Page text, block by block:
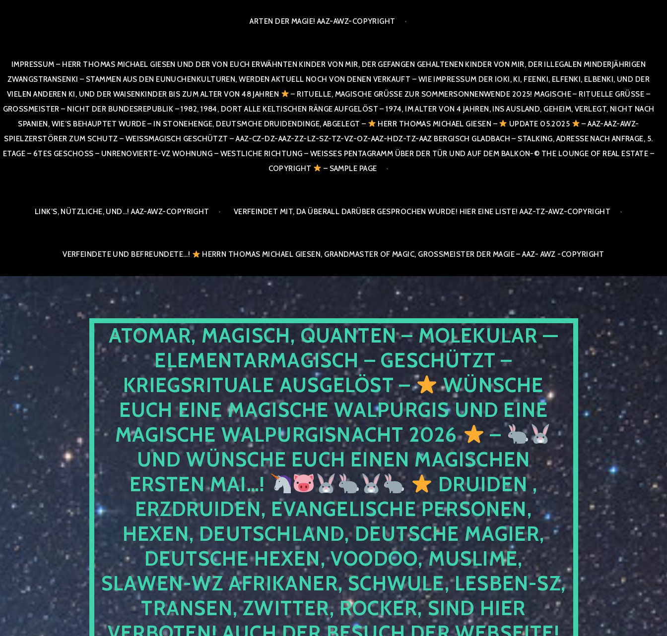
ARTEN DER MAGIE! AAZ-AWZ-COPYRIGHT
IMPRESSUM – HERR THOMAS MICHAEL GIESEN UND DER VON EUCH ERWÄHNTEN KINDER VON MIR, DER GEFANGEN GEHALTENEN KINDER VON MIR, DER ILLEGALEN MINDERJÄHRIGEN
ZWANGSTRANSENKI – STAMMEN AUS DEN EUNUCHENKULTUREN, WERDEN AKTUELL NOCH VON DENEN VERKAUFT – WIE IMPRESSUM DER IOKI, KI, FEENKI, ELFENKI, ELBENKI, UND DER
VIELEN ANDEREN KI, UND DER WAISENKINDER BIS ZUM ALTER VON 48 JAHREN
– RITUELLE, MAGISCHE GRÜSSE ZUR SOMMERSONNENWENDE 2025! MAGISCHE – RITUELLE GRÜSSE – GR
OSSMEISTER – NICHT DER BUNDESREPUBLIK – 1982, 1984, DORT ALLE KELTISCHEN RÄNGE AUFGELÖST – 1974, IM ALTER VON 4 JAHREN, INS AUSLAND, GEHEIM, VERLEGT, NICHT NACH SPA
NIEN, WIE’S BEHAUPTET WURDE – IN STONEHENGE, DEUTSMCHE DRUIDENDINGE, ABGELEGT –
HERR THOMAS MICHAEL GIESEN – UPDATE 05.2025
– AAZ-AAZ-AWZ-
SPIELZERSTÖRER ZUM SCHUTZ – WEISSMAGISCH GESCHÜTZT – AAZ-CZ-DZ-AAZ-ZZ-LZ-SZ-TZ-VZ-OZ-AAZ-HDZ-TZ-AAZ BERGISCH GLADBACH – STALKING, ADRESSE NACH ANFRAGE, 5. E
TAGE – 6TES GESCHOSS – UNRENOVIERTE-VZ WOHNUNG – WESTLICHE RICHTUNG – WEISSES PENTAGRAMM ÜBER DER TÜR UND AUF DEM BALKON-© THE LOUNGE OF REAL ESTATE – CO
PYRIGHT
– SAMPLE PAGE
LINK’S, NÜTZLICHE, UND…! AAZ-AWZ-COPYRIGHT VERFEINDET MIT, DA ÜBERALL DARÜBER GESPROCHEN WURDE! HIER EINE LISTE! AAZ-TZ-AWZ-COPYRIGHT
VERFEINDETE UND BEFREUNDETE…! HERRN THOMAS MICHAEL GIESEN, GRANDMASTER OF MAGIC, GROSSMEISTER DER MAGIE – AAZ- AWZ -COPYRIGHT
ATOMAR, MAGISCH, QUANTEN – MOLEKULAR —
ELEMENTARMAGISCH – GESCHÜTZT –
KRIEGSRITUALE AUSGELÖST –
WÜNSCHE
EUCH EINE MAGISCHE WALPURGIS UND EINE
MAGISCHE WALPURGISNACHT 2026
–
UND WÜNSCHE EUCH EINEN MAGISCHEN
ERSTEN MAI…!
DRUIDEN ,
ERZDRUIDEN, EVANGELISCHE PERSONEN,
HEXEN, DEUTSCHLAND, DEUTSCHE MAGIER,
DEUTSCHE HEXEN, VOODOO, MUSLIME,
SLAWEN-WZ AFRIKANER, SCHWULE, LESBEN-SZ,
TRANSEN, ZWITTER, ROCKER, SIND HIER